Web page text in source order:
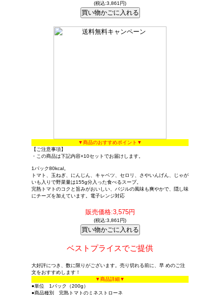
(税込:3,861円)
▼商品のおすすめポイント▼
【ご注意事項】
・この商品は下記内容×10セットでお届けします。
1パック80kcal。
トマト、玉ねぎ、にんじん、キャベツ、セロリ、さやいんげん、じゃが
いも入りで野菜量は155g分入った食べるスープ。
完熟トマトのコクと旨みがおいしい、バジルの風味も爽やかで、隠し味
にチーズを加えています。 電子レンジ対応
販売価格:3,575円
(税込:3,861円)
ベストプライスでご提供
大好評につき、数に限りがございます。売り切れる前に、早 めのご注
文をおすすめします！
▼商品詳細▼
●単位 1パック（200g）
●商品種別 完熟トマトのミネストローネ